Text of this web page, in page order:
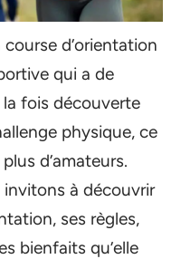
d’orientation
qui a de
fois découverte
physique, ce
d’amateurs.
à découvrir
ses règles,
bienfaits qu’elle